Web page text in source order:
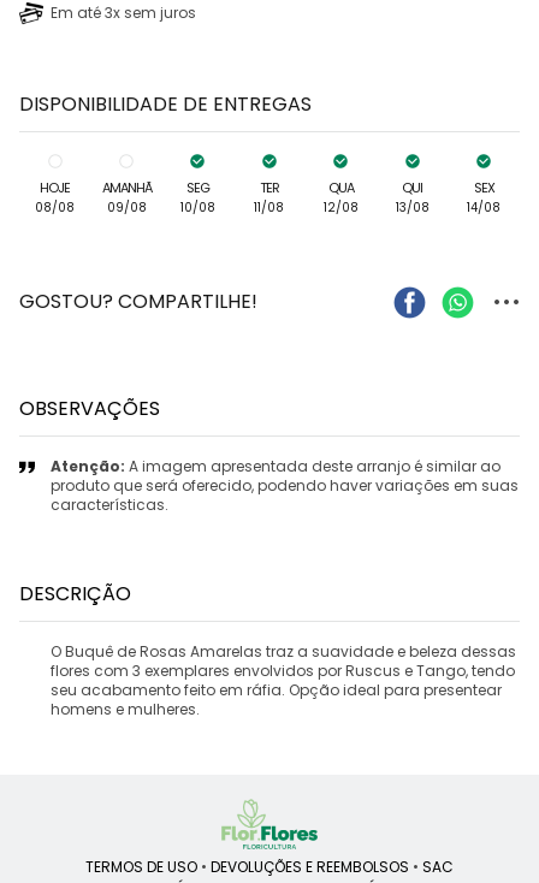
Em até 3x sem juros
DISPONIBILIDADE DE ENTREGAS
HOJE
08/08
AMANHÃ
09/08
SEG
10/08
TER
11/08
QUA
12/08
QUI
13/08
SEX
14/08
GOSTOU? COMPARTILHE! ...
OBSERVAÇÕES
Atenção: A imagem apresentada deste arranjo é similar ao
produto que será oferecido, podendo haver variações em suas
características.
DESCRIÇÃO
O Buquê de Rosas Amarelas traz a suavidade e beleza dessas
flores com 3 exemplares envolvidos por Ruscus e Tango, tendo
seu acabamento feito em ráfia. Opção ideal para presentear
homens e mulheres.
TERMOS DE USO • DEVOLUÇÕES E REEMBOLSOS • SAC